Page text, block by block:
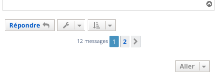
a
Répondre
12 messages 1 2
Aller